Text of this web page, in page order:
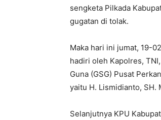
sengketa Pilkada
gugatan di tolak.
Maka hari ini jumat, 19-
hadiri oleh Kapolres,
Guna (GSG) Pusat
yaitu H. Lismidianto, SH.
Selanjutnya KPU